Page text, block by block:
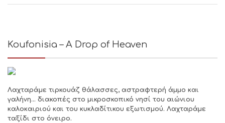
Koufonisia – A Drop of Heaven
Λαχταράμε τιρκουάζ θάλασσες, αστραφτερή άμμο και
γαλήνη… διακοπές στο μικροσκοπικό νησί του αιώνιου
καλοκαιριού και του κυκλαδίτικου εξωτισμού. Λαχταράμε
ταξίδι στο όνειρο.